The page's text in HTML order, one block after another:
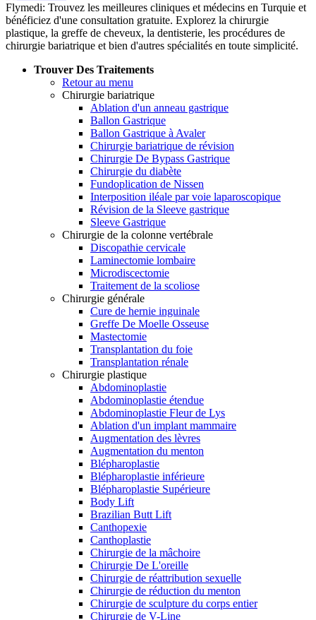
Flymedi: Trouvez les meilleures cliniques et médecins en Turquie et
bénéficiez d'une consultation gratuite. Explorez la chirurgie
plastique, la greffe de cheveux, la dentisterie, les procédures de
chirurgie bariatrique et bien d'autres spécialités en toute simplicité.
Trouver Des Traitements
Retour au menu
Chirurgie bariatrique
Ablation d'un anneau gastrique
Ballon Gastrique
Ballon Gastrique à Avaler
Chirurgie bariatrique de révision
Chirurgie De Bypass Gastrique
Chirurgie du diabète
Fundoplication de Nissen
Interposition iléale par voie laparoscopique
Révision de la Sleeve gastrique
Sleeve Gastrique
Chirurgie de la colonne vertébrale
Discopathie cervicale
Laminectomie lombaire
Microdiscectomie
Traitement de la scoliose
Chirurgie générale
Cure de hernie inguinale
Greffe De Moelle Osseuse
Mastectomie
Transplantation du foie
Transplantation rénale
Chirurgie plastique
Abdominoplastie
Abdominoplastie étendue
Abdominoplastie Fleur de Lys
Ablation d'un implant mammaire
Augmentation des lèvres
Augmentation du menton
Blépharoplastie
Blépharoplastie inférieure
Blépharoplastie Supérieure
Body Lift
Brazilian Butt Lift
Canthopexie
Canthoplastie
Chirurgie de la mâchoire
Chirurgie De L'oreille
Chirurgie de réattribution sexuelle
Chirurgie de réduction du menton
Chirurgie de sculpture du corps entier
Chirurgie de V-Line